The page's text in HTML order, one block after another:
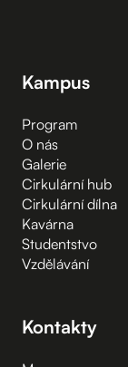
Kampus
Program
O nás
Galerie
Cirkulární hub
Cirkulární dílna
Kavárna
Studentstvo
Vzdělávání
Kontakty